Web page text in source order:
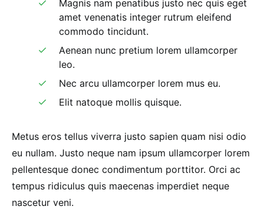
Magnis nam penatibus justo nec quis eget
amet venenatis integer rutrum eleifend
commodo tincidunt.
Aenean nunc pretium lorem ullamcorper
leo.
Nec arcu ullamcorper lorem mus eu.
Elit natoque mollis quisque.
Metus eros tellus viverra justo sapien quam nisi odio
eu nullam. Justo neque nam ipsum ullamcorper lorem
pellentesque donec condimentum porttitor. Orci ac
tempus ridiculus quis maecenas imperdiet neque
nascetur veni.